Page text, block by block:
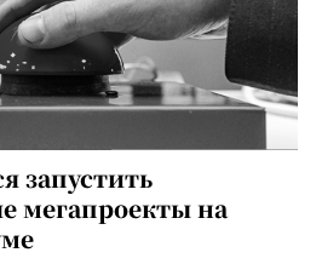
запустить
мегапроекты на